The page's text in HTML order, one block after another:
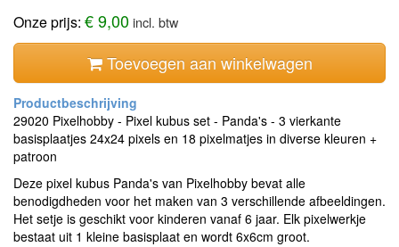
Onze prijs: € 9,00incl. btw
Toevoegen aan winkelwagen
29020 Pixelhobby - Pixel kubus set - Panda's - 3 vierkante
basisplaatjes 24x24 pixels en 18 pixelmatjes in diverse kleuren +
patroon
Deze pixel kubus Panda's van Pixelhobby bevat alle
benodigdheden voor het maken van 3 verschillende afbeeldingen.
Het setje is geschikt voor kinderen vanaf 6 jaar. Elk pixelwerkje
bestaat uit 1 kleine basisplaat en wordt 6x6cm groot.